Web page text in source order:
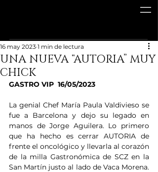
UNA NUEVA “AUTORIA” MUY
CHICK
16 may 2023 1 min de lectura
GASTRO VIP  16/05/2023
La genial Chef María Paula Valdivieso se
fue a Barcelona y dejo su legado en
manos de Jorge Aguilera. Lo primero
que ha hecho es cerrar AUTORIA de
frente el oncológico y llevarla al corazón
de la milla Gastronómica de SCZ en la
San Martín justo al lado de Vaca Morena.